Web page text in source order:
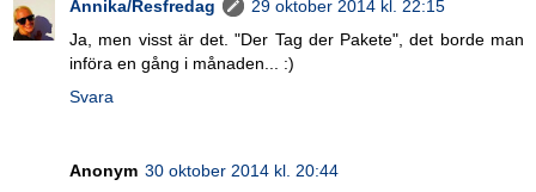
Annika/Resfredag
29 oktober 2014 kl. 22:15
Ja, men visst är det. "Der Tag der Pakete", det borde man
införa en gång i månaden... :)
Svara
Anonym 30 oktober 2014 kl. 20:44